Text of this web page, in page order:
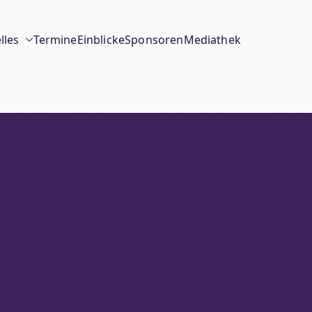
TermineEinblickeSponsorenMediathek